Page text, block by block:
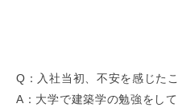
Q：入社当初、不安を感じた
A：大学で建築学の勉強をして